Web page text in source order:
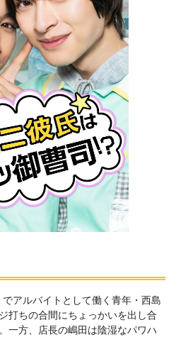
アルバイトとして働く青年・西島
打ちの合間にちょっかいを出し合
一方、店長の嶋田は陰湿なパワハ